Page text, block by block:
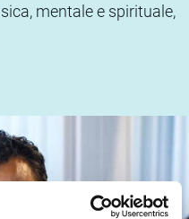
mentale e spirituale,